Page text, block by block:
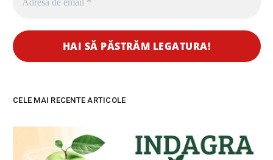
CELE MAI RECENTE ARTICOLE